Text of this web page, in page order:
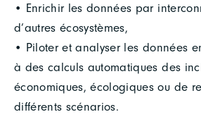
• Enrichir les données par
d’autres écosystèmes,
• Piloter et analyser les données
à des calculs automatiques des
économiques, écologiques ou de
différents scénarios.